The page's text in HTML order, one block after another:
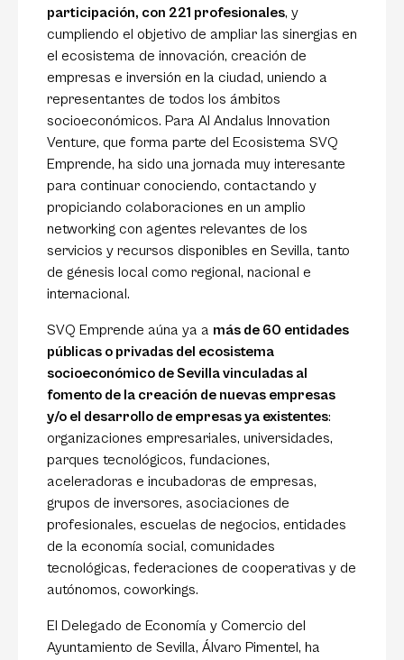
participación, con 221 profesionales, y
cumpliendo el objetivo de ampliar las sinergias en
el ecosistema de innovación, creación de
empresas e inversión en la ciudad, uniendo a
representantes de todos los ámbitos
socioeconómicos. Para Al Andalus Innovation
Venture, que forma parte del Ecosistema SVQ
Emprende, ha sido una jornada muy interesante
para continuar conociendo, contactando y
propiciando colaboraciones en un amplio
networking con agentes relevantes de los
servicios y recursos disponibles en Sevilla, tanto
de génesis local como regional, nacional e
internacional.
SVQ Emprende aúna ya a más de 60 entidades
públicas o privadas del ecosistema
socioeconómico de Sevilla vinculadas al
fomento de la creación de nuevas empresas
y/o el desarrollo de empresas ya existentes:
organizaciones empresariales, universidades,
parques tecnológicos, fundaciones,
aceleradoras e incubadoras de empresas,
grupos de inversores, asociaciones de
profesionales, escuelas de negocios, entidades
de la economía social, comunidades
tecnológicas, federaciones de cooperativas y de
autónomos, coworkings.
El Delegado de Economía y Comercio del
Ayuntamiento de Sevilla, Álvaro Pimentel, ha